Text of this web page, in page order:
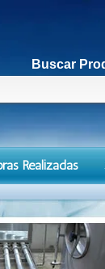
Buscar
Realizadas